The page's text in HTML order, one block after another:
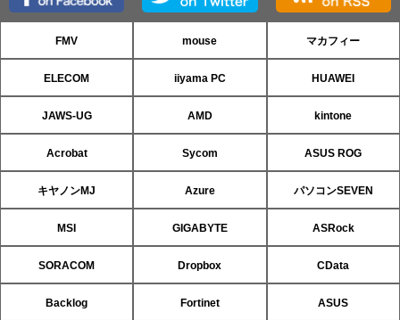
FMV mouse マカフィー
ELECOM iiyama PC HUAWEI
JAWS-UG AMD kintone
Acrobat Sycom ASUS ROG
キヤノンMJ Azure パソコンSEVEN
MSI GIGABYTE ASRock
SORACOM Dropbox CData
Backlog Fortinet ASUS